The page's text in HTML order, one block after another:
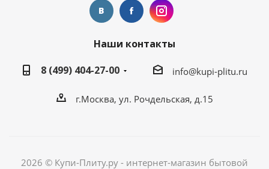
Наши контакты
8 (499) 404-27-00
info@kupi-plitu.ru
г.Москва, ул. Рочдельская, д.15
2026 © Купи-Плиту.ру - интернет-магазин бытовой